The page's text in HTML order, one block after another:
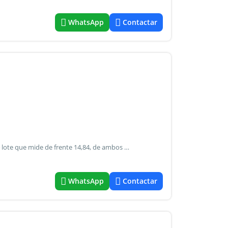
WhatsApp Contactar
Hermosas dos propiedades sobre lote de 258 mts2, sobre lote que mide de frente 14,84, de ambos laterales: 21.78 y 21.14 y de fondo: 9.61 todo con escritura y planos antigüedad: casa planta baja 18 años, dpto planta alta 3 años descripción: ¡Inmueble con excelente rentabilidad en mina clavero! Dos unidades funcionales en un mismo lote, ideal turismo o vivienda permanente. Pb: living comedor, cocina, estar, jardín, patio semicubierto con parrilla y galpón. Pa: departamento moderno con 2 dormitorios, cocina comedor, baño y terraza con parrilla. Calidad: carpintería de aluminio con dvh (doble vidrio) y terminaciones premium. Ubicación: 100m terminal / 100m centro / 300m balneario los elefantes. Recomendación: ideal para quienes buscan un activo que se alquile solo gracias a su ubicación estratégica y estado impecable.
WhatsApp Contactar